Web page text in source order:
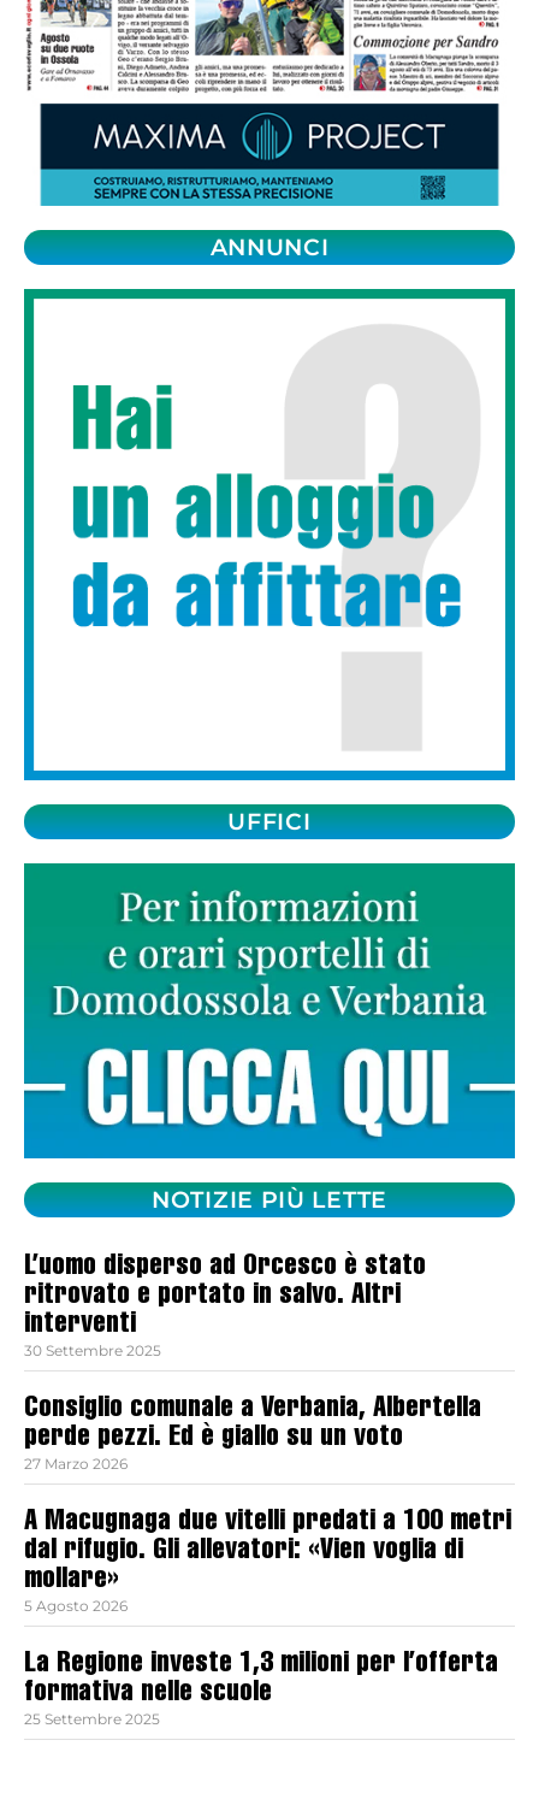
ANNUNCI
UFFICI
NOTIZIE PIÙ LETTE
L’uomo disperso ad Orcesco è stato
ritrovato e portato in salvo. Altri
interventi
30 Settembre 2025
Consiglio comunale a Verbania, Albertella
perde pezzi. Ed è giallo su un voto
27 Marzo 2026
A Macugnaga due vitelli predati a 100 metri
dal rifugio. Gli allevatori: «Vien voglia di
mollare»
5 Agosto 2026
La Regione investe 1,3 milioni per l’offerta
formativa nelle scuole
25 Settembre 2025